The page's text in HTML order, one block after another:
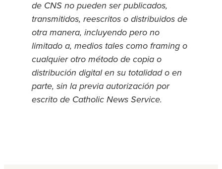
de CNS no pueden ser publicados,
transmitidos, reescritos o distribuidos de
otra manera, incluyendo pero no
limitado a, medios tales como framing o
cualquier otro método de copia o
distribución digital en su totalidad o en
parte, sin la previa autorización por
escrito de Catholic News Service.